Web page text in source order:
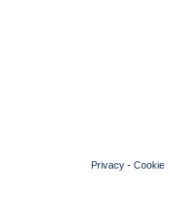
Privacy - Cookie